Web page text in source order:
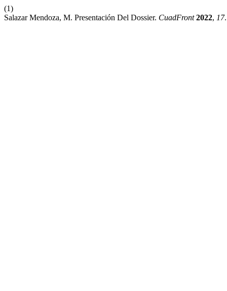
(1)
Salazar Mendoza, M. Presentación Del Dossier. CuadFront 2022, 17.